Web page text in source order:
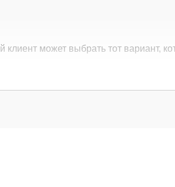
может выбрать тот вариант,